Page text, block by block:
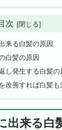
次
来る白髪の原因
白髪の原因
し発生する白髪の
改善すれば白髪も
出来る白